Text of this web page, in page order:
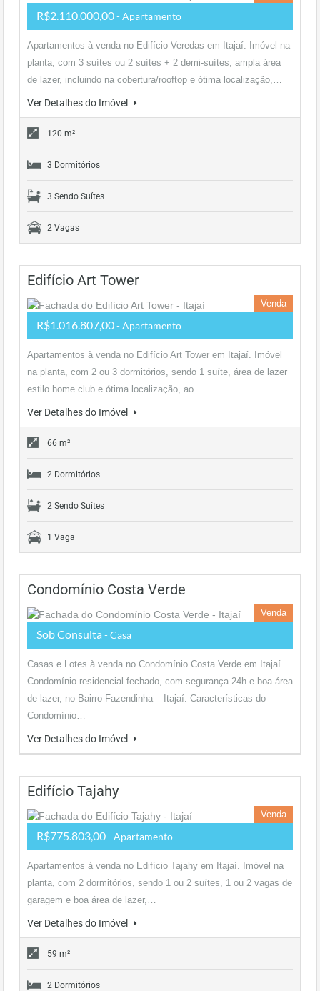
R$2.110.000,00- Apartamento
Apartamentos à venda no Edifício Veredas em Itajaí. Imóvel na
planta, com 3 suítes ou 2 suítes + 2 demi-suítes, ampla área
de lazer, incluindo na cobertura/rooftop e ótima localização,…
Ver Detalhes do Imóvel
120 m²
3 Dormitórios
3 Sendo Suítes
2 Vagas
Edifício Art Tower
Venda
R$1.016.807,00- Apartamento
Apartamentos à venda no Edifício Art Tower em Itajaí. Imóvel
na planta, com 2 ou 3 dormitórios, sendo 1 suíte, área de lazer
estilo home club e ótima localização, ao…
Ver Detalhes do Imóvel
66 m²
2 Dormitórios
2 Sendo Suítes
1 Vaga
Condomínio Costa Verde
Venda
Sob Consulta - Casa
Casas e Lotes à venda no Condomínio Costa Verde em Itajaí.
Condomínio residencial fechado, com segurança 24h e boa área
de lazer, no Bairro Fazendinha – Itajaí. Características do
Condomínio…
Ver Detalhes do Imóvel
Edifício Tajahy
Venda
R$775.803,00- Apartamento
Apartamentos à venda no Edifício Tajahy em Itajaí. Imóvel na
planta, com 2 dormitórios, sendo 1 ou 2 suítes, 1 ou 2 vagas de
garagem e boa área de lazer,…
Ver Detalhes do Imóvel
59 m²
2 Dormitórios